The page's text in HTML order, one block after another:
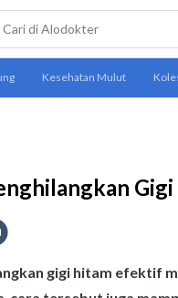
gigi hitam efektif